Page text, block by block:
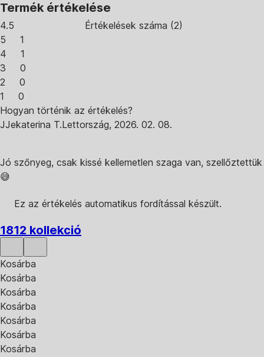
Termék értékelése
4.5 Értékelések száma (2)
5
1
4
1
3
0
2
0
1
0
Hogyan történik az értékelés?
JJekaterina T.Lettország, 2026. 02. 08.
Jó szőnyeg, csak kissé kellemetlen szaga van, szellőztettük
😅
Ez az értékelés automatikus fordítással készült.
1812 kollekció
Kosárba
Kosárba
Kosárba
Kosárba
Kosárba
Kosárba
Kosárba